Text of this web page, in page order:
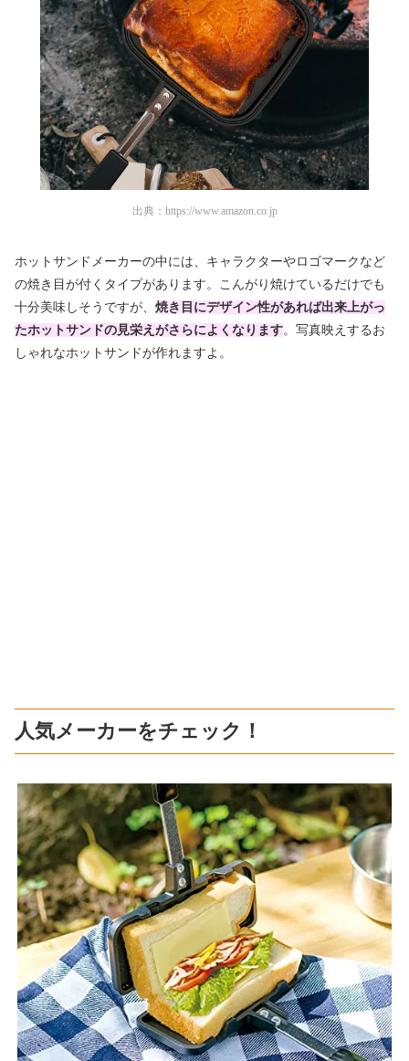
出典： https://www.amazon.co.jp
ホットサンドメーカーの中には、キャラクターやロゴマークなど
の焼き目が付くタイプがあります。こんがり焼けているだけでも
十分美味しそうですが、 焼き目にデザイン性があれば出来上がっ
たホットサンドの見栄えがさらによくなります。写真映えするお
しゃれなホットサンドが作れますよ。
人気メーカーをチェック！